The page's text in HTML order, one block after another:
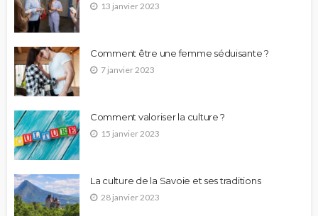
13 janvier 2023
Comment être une femme séduisante ?
7 janvier 2023
Comment valoriser la culture ?
15 janvier 2023
La culture de la Savoie et ses traditions
28 janvier 2023